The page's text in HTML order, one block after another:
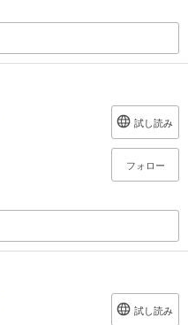
試し読み
フォロー
試し読み